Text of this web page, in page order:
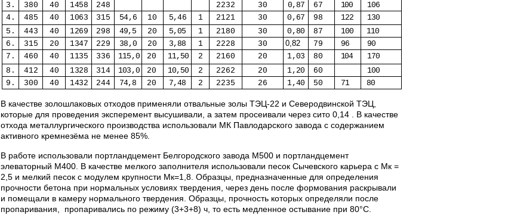
3.
380 40 1458 248 2232 30 0,87 67 100
106
4.
485 40 1063 315 54,6 10 5,46 1 2121 30 0,67 98 122
130
5.
443 40 1269 298 49,5 20 5,05 1 2180 30 0,80 87 100
110
6.
315 20 1347 229 38,0 20 3,88 1 2228 30 0,82 79 96
90
7.
460 40 1135 336 115,0 20 11,50 2 2160 20 1,03 80 104
170
8.
412 40 1328 314 103,0 20 10,50 2 2262 20 1,20 60
100
9.
300 40 1432 244 74,8 20 7,48 2 2235 26 1,40 50 71 80
В качестве золошлаковых отходов применяли отвальные золы ТЭЦ-22 и Северодвинской ТЭЦ,
которые для проведения эксперемент высушивали, а затем просеивали через сито 0,14 . В качестве
отхода металлургического производства использовали МК Павлодарского завода с содержанием
активного кремнезёма не менее 85%.
В работе использовали портландцемент Белгородского завода М500 и портландцемент
элеваторный М400. В качестве мелкого заполнителя использовали песок Сычевского карьера с Мк =
2,5 и мелкий песок с модулем крупности Мк=1,8. Образцы, предназначенные для определения
прочности бетона при нормальных условиях твердения, через день после формования раскрывали
и помещали в камеру нормального твердения. Образцы, прочность которых определяли после
пропаривания, пропаривались по режиму (3+3+8) ч, то есть медленное остывание при 80°С.